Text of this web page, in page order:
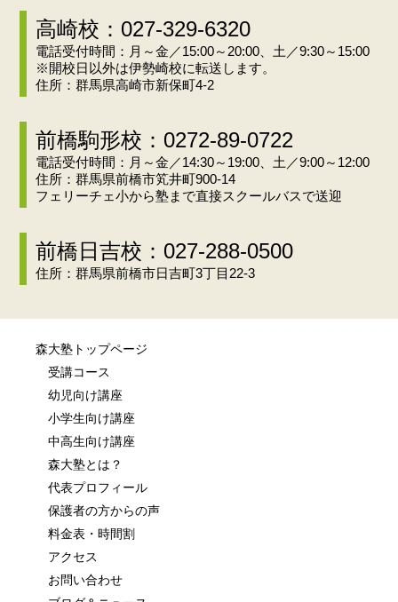
高崎校：027-329-6320
電話受付時間：月～金／15:00～20:00、土／9:30～15:00
※開校日以外は伊勢崎校に転送します。
住所：群馬県高崎市新保町4-2
前橋駒形校：0272-89-0722
電話受付時間：月～金／14:30～19:00、土／9:00～12:00
住所：群馬県前橋市笂井町900-14
フェリーチェ小から塾まで直接スクールバスで送迎
前橋日吉校：027-288-0500
住所：群馬県前橋市日吉町3丁目22-3
森大塾トップページ
受講コース
幼児向け講座
小学生向け講座
中高生向け講座
森大塾とは？
代表プロフィール
保護者の方からの声
料金表・時間割
アクセス
お問い合わせ